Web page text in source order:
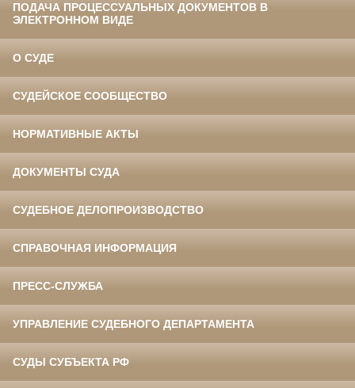
ПОДАЧА ПРОЦЕССУАЛЬНЫХ ДОКУМЕНТОВ В
ЭЛЕКТРОННОМ ВИДЕ
О СУДЕ
СУДЕЙСКОЕ СООБЩЕСТВО
НОРМАТИВНЫЕ АКТЫ
ДОКУМЕНТЫ СУДА
СУДЕБНОЕ ДЕЛОПРОИЗВОДСТВО
СПРАВОЧНАЯ ИНФОРМАЦИЯ
ПРЕСС-СЛУЖБА
УПРАВЛЕНИЕ СУДЕБНОГО ДЕПАРТАМЕНТА
СУДЫ СУБЪЕКТА РФ